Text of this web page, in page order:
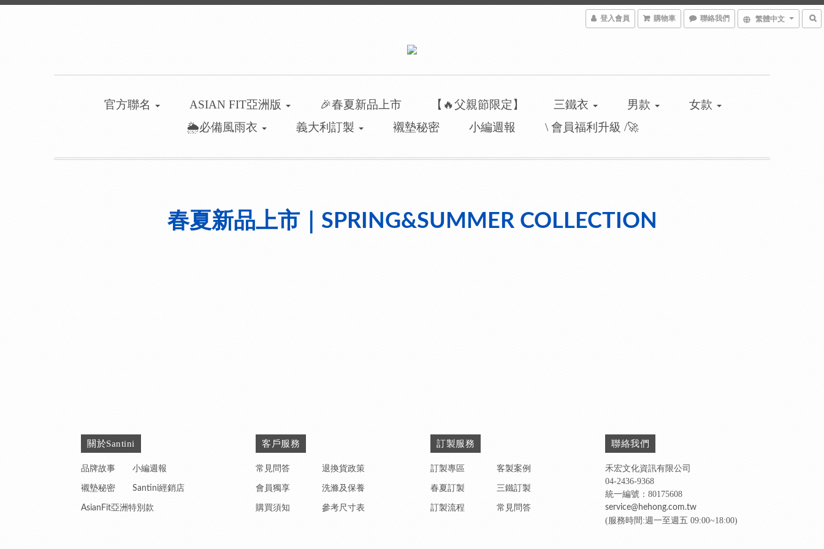
登入會員 購物車 聯絡我們 繁體中文
官方聯名 ASIAN FIT亞洲版 🎉春夏新品上市 【🔥父親節限定】 三鐵衣 男款
女款
🌦️必備風雨衣
義大利訂製 襯墊秘密 小編週報 \ 會員福利升級 /🚀
春夏新品上市｜SPRING&SUMMER COLLECTION
關於Santini
品牌故事 小編週報
襯墊秘密 Santini經銷店
AsianFit亞洲特別款
客戶服務
常見問答 退換貨政策
會員獨享 洗滌及保養
購買須知 參考尺寸表
訂製服務
訂製專區 客製案例
春夏訂製 三鐵訂製
訂製流程 常見問答
聯絡我們
禾宏文化資訊有限公司
04-2436-9368
統一編號：80175608
service@hehong.com.tw
(服務時間:週一至週五 09:00~18:00)